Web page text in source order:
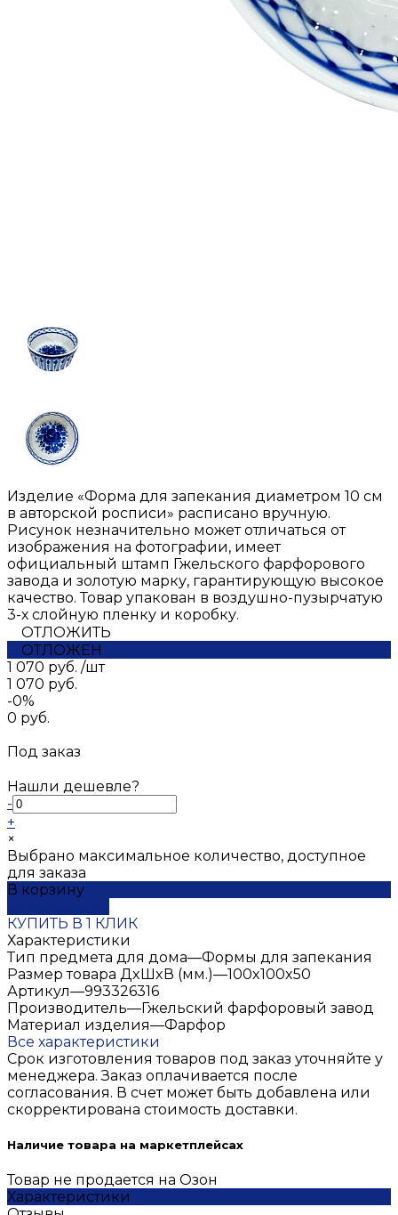
Изделие «Форма для запекания диаметром 10 см
в авторской росписи» расписано вручную.
Рисунок незначительно может отличаться от
изображения на фотографии, имеет
официальный штамп Гжельского фарфорового
завода и золотую марку, гарантирующую высокое
качество. Товар упакован в воздушно-пузырчатую
3-х слойную пленку и коробку.
ОТЛОЖИТЬ
ОТЛОЖЕН
1 070 руб. /шт
1 070 руб.
-0%
0 руб.
Под заказ
Нашли дешевле?
-
+
×
Выбрано максимальное количество, доступное
для заказа
В корзину
КУПИТЬ В 1 КЛИК
Характеристики
Тип предмета для дома—Формы для запекания
Размер товара ДxШxВ (мм.)—100x100x50
Артикул—993326316
Производитель—Гжельский фарфоровый завод
Материал изделия—Фарфор
Все характеристики
Срок изготовления товаров под заказ уточняйте у
менеджера. Заказ оплачивается после
согласования. В счет может быть добавлена или
скорректирована стоимость доставки.
Наличие товара на маркетплейсах
Товар не продается на Озон
Характеристики